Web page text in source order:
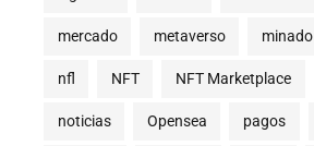
mercado metaverso minado
nfl NFT NFT Marketplace
noticias Opensea pagos